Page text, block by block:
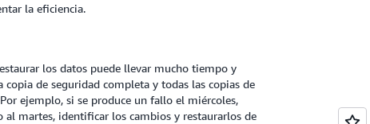
la eficiencia.
los datos puede llevar mucho tiempo y
de seguridad completa y todas las copias de
ejemplo, si se produce un fallo el miércoles,
martes, identificar los cambios y restaurarlos de